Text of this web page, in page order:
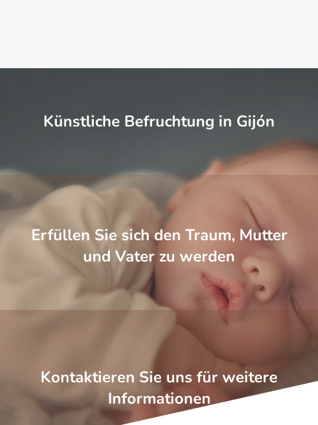
Künstliche Befruchtung in Gijón
Erfüllen Sie sich den Traum, Mutter
und Vater zu werden
Kontaktieren Sie uns für weitere
Informationen